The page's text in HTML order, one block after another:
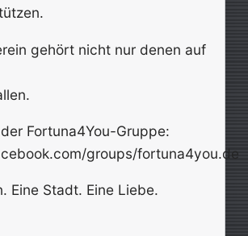
gehört nicht nur denen auf
Fortuna4You-Gruppe:
groups/fortuna4you.de
Eine Stadt. Eine Liebe.